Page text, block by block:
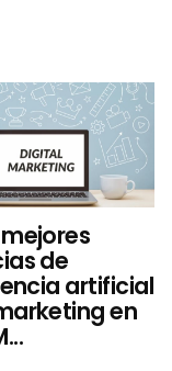
de
artificial
en